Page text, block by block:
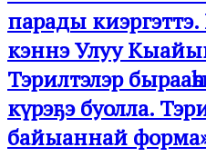
парады
кэннэ Улуу
Тэрилтэлэр
күрэҕэ буолла.
байыаннай